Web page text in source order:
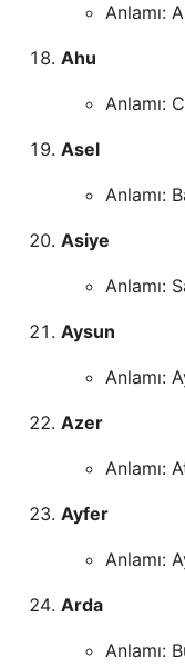
Anlamı:
Ahu
Anlamı:
Asel
Anlamı:
Asiye
Anlamı:
Aysun
Anlamı:
Azer
Anlamı:
Ayfer
Anlamı:
Arda
Anlamı: